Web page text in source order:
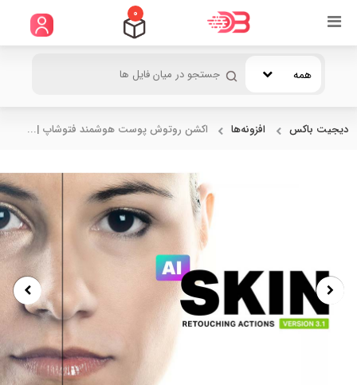
0
همه
دیجیت باکس افزونه‌ها اکشن روتوش پوست هوشمند فتوشاپ |...